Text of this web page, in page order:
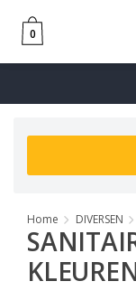
0
0
Home DIVERSEN